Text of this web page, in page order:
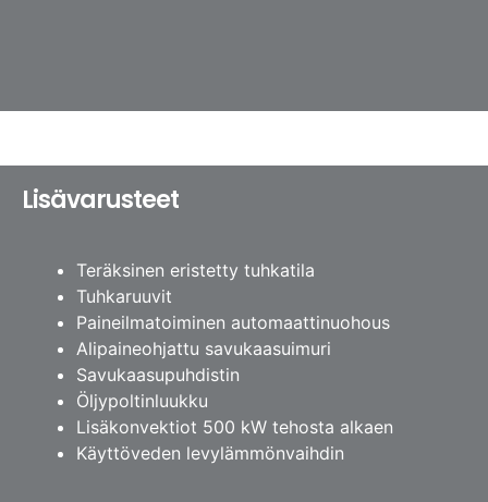
Lisävarusteet
Teräksinen eristetty tuhkatila
Tuhkaruuvit
Paineilmatoiminen automaattinuohous
Alipaineohjattu savukaasuimuri
Savukaasupuhdistin
Öljypoltinluukku
Lisäkonvektiot 500 kW tehosta alkaen
Käyttöveden levylämmönvaihdin